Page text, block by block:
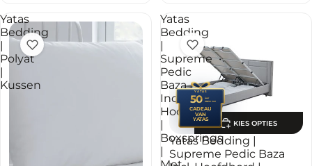
Yatas
Bedding
|
Polyat
|
Kussen
Yatas
Bedding
|
Supreme
Pedic
Baza
Incl.
Hoofdbord
|
Boxsprings
|
KIES OPTIES
YATAS
50
jaar
PREMIUM
CADEAU
VAN
YATAS
Yatas Bedding |
Supreme Pedic Baza